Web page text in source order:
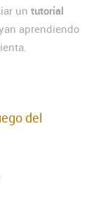
un tutorial
aprendiendo
del